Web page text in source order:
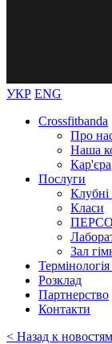
УКР ENG
Crossfitbanda
Про
Наша
Кар'єра
Послуги
Клубні
Класи
Зал
Розклад
Партнерство
Контакти
< Назад к новостям